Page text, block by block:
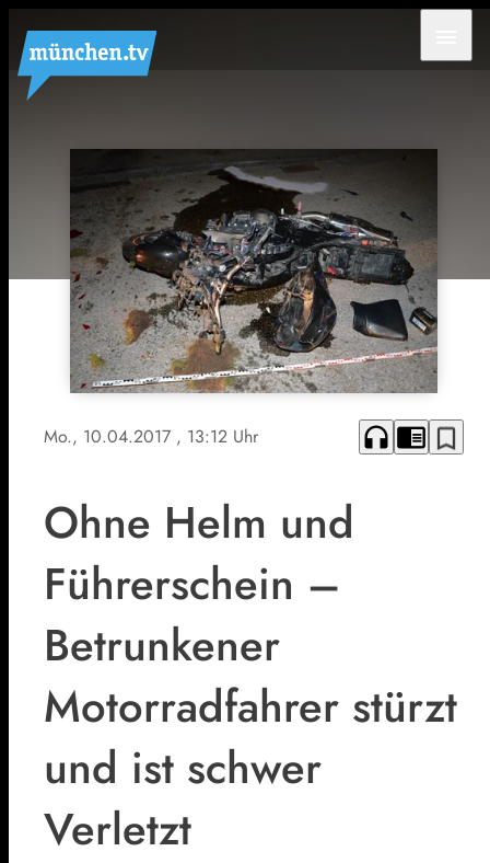
Mo., 10.04.2017 , 13:12 Uhr headphones chrome_reader_mode bookmark_border
Ohne Helm und
Führerschein –
Betrunkener
Motorradfahrer stürzt
und ist schwer
Verletzt